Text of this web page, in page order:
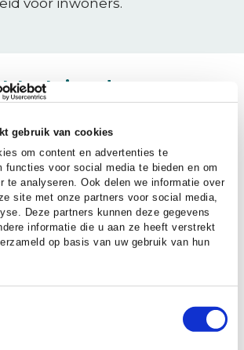
gebruik van cookies
om content en advertenties te
functies voor social media te bieden en om
te analyseren. Ook delen we informatie over
site met onze partners voor social media,
Deze partners kunnen deze gegevens
informatie die u aan ze heeft verstrekt
op basis van uw gebruik van hun
voor inwoners.
eigendom
kan door een gezamenlijke
of windturbines
en (laten) installeren. In dat
ook de direct eigenaar.
zoals een
of besloten
in die rechtspersoon.